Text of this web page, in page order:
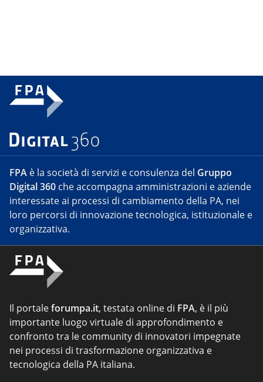
FPA è la società di servizi e consulenza del Gruppo
Digital 360 che accompagna amministrazioni e aziende
interessate ai processi di cambiamento della PA, nei
loro percorsi di innovazione tecnologica, istituzionale e
organizzativa.
Il portaleforumpa.it, testata online di FPA, è il più
importante luogo virtuale di approfondimento e
confronto tra le community di innovatori impegnate
nei processi di trasformazione organizzativa e
tecnologica della PA italiana.